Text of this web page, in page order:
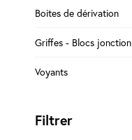
Boites de dérivation
Griffes - Blocs jonction
Voyants
Filtrer